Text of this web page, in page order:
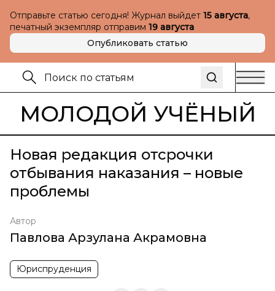
Отправьте статью сегодня! Журнал выйдет 15 августа,
печатный экземпляр отправим 19 августа
Опубликовать статью
МОЛОДОЙ УЧЁНЫЙ
Новая редакция отсрочки
отбывания наказания – новые
проблемы
Автор
Павлова Арзулана Акрамовна
Юриспруденция